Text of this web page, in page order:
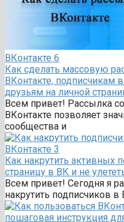
ВКонтакте 6
Как сделать массовую
ВКонтакте, подписчикам
друзьям на личной
Всем привет! Рассылка
ВКонтакте позволяет
сообщества и
ВКонтакте 3
Как накрутить активных
страницу в ВК и не
Всем привет! Сегодня я
накрутить подписчиков